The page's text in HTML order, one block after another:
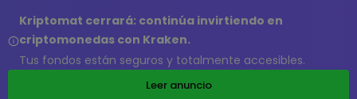
Kriptomat cerrará: continúa invirtiendo en
criptomonedas con Kraken.
Tus fondos están seguros y totalmente accesibles.
Leer anuncio